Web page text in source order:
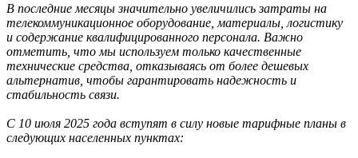
В последние месяцы значительно увеличились затраты на
телекоммуникационное оборудование, материалы, логистику
и содержание квалифицированного персонала. Важно
отметить, что мы используем только качественные
технические средства, отказываясь от более дешевых
альтернатив, чтобы гарантировать надежность и
стабильность связи.
С 10 июля 2025 года вступят в силу новые тарифные планы в
следующих населенных пунктах: